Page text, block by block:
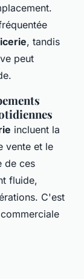
, tandis
peut
incluent la
vente et le
de ces
fluide,
C'est